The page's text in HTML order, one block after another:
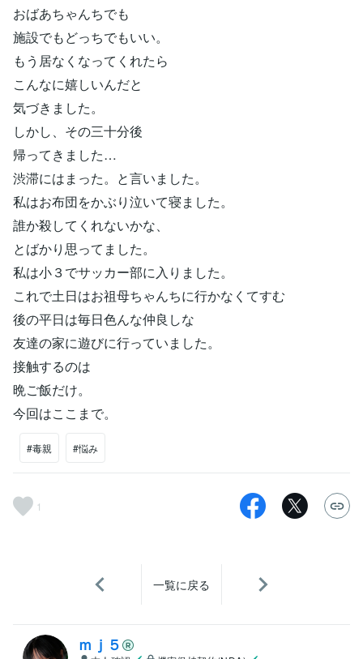
おばあちゃんちでも
施設でもどっちでもいい。
もう居なくなってくれたら
こんなに嬉しいんだと
気づきました。
しかし、その三十分後
帰ってきました…
渋滞にはまった。と言いました。
私はお布団をかぶり泣いて寝ました。
誰か殺してくれないかな、
とばかり思ってました。
私は小３でサッカー部に入りました。
これで土日はお祖母ちゃんちに行かなくてすむ
後の平日は毎日色んな仲良しな
友達の家に遊びに行っていました。
接触するのは
晩ご飯だけ。
今回はここまで。
#毒親 #悩み
1
一覧に戻る
ｍｊ５